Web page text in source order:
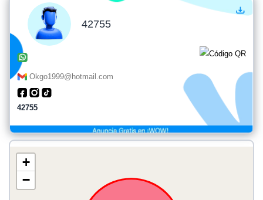
42755
Okgo1999@hotmail.com
42755
+
−